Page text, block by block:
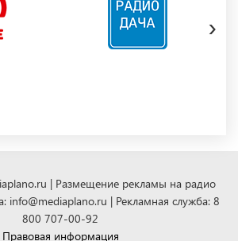
›
| Размещение рекламы на радио
info@mediaplano.ru | Рекламная служба: 8
800 707-00-92
Правовая информация